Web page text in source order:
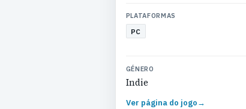
PLATAFORMAS
PC
GÉNERO
Indie
Ver página do jogo→